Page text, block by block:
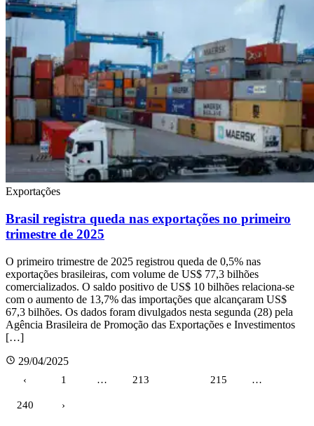
Exportações
Brasil registra queda nas exportações no primeiro
trimestre de 2025
O primeiro trimestre de 2025 registrou queda de 0,5% nas
exportações brasileiras, com volume de US$ 77,3 bilhões
comercializados. O saldo positivo de US$ 10 bilhões relaciona-se
com o aumento de 13,7% das importações que alcançaram US$
67,3 bilhões. Os dados foram divulgados nesta segunda (28) pela
Agência Brasileira de Promoção das Exportações e Investimentos
[…]
29/04/2025
Paginação
posts
‹ 1 … 213 215 …
240 ›